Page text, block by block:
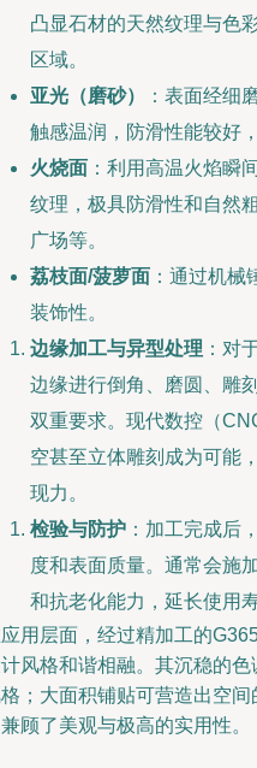
凸显石材的天然纹理与色
区域。
亚光（磨砂）
：表面经细
触感温润，防滑性能较好
火烧面 ：利用高温火焰瞬
纹理，极具防滑性和自然
广场等。
荔枝面/菠萝面 ：通过机
装饰性。
边缘加工与异型处理 ：对
边缘进行倒角、磨圆、雕
双重要求。现代数控（
空甚至立体雕刻成为可能
现力。
检验与防护 ：加工完成后
度和表面质量。通常会施
和抗老化能力，延长使用寿
用层面，经过精加工的
风格和谐相融。其沉稳的
；大面积铺贴可营造出空
顾了美观与极高的实用性。